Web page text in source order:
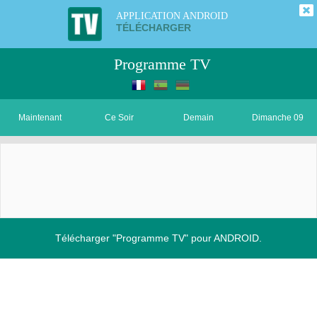
APPLICATION ANDROID
TÉLÉCHARGER
Programme TV
Maintenant Ce Soir Demain Dimanche 09
Télécharger "Programme TV" pour ANDROID.